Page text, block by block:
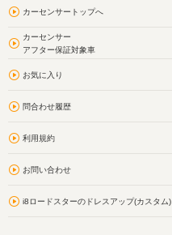
カーセンサートップへ
カーセンサー
アフター保証対象車
お気に入り
問合わせ履歴
利用規約
お問い合わせ
i8ロードスターのドレスアップ(カスタム)